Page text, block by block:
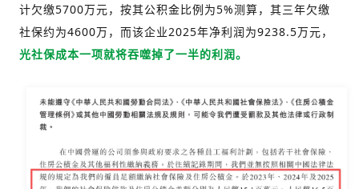
计欠缴5700万元，按其公积金比例为5%测算，其三年欠缴
社保约为4600万，而该企业2025年净利润为9238.5万元，
光社保成本一项就将吞噬掉了一半的利润。